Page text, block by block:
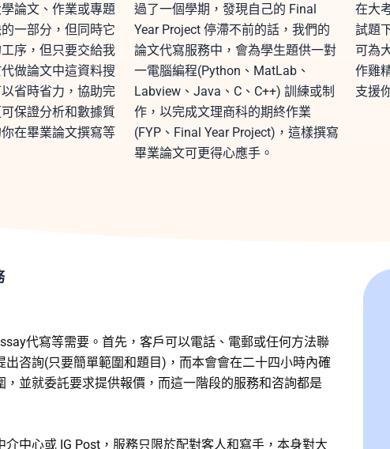
論文、作業或專題
一部分，但同時它
序，但只要交給我
做論文中這資料搜
省時省力，協助完
保證分析和數據質
在畢業論文撰寫等
過了一個學期，發現自己的 Final
Year Project 停滯不前的話，我們的
論文代寫服務中，會為學生題供一對
一電腦編程(Python、MatLab、
Labview、Java、C、C++) 訓練或制
作，以完成文理商科的期終作業
(FYP、Final Year Project)，這樣撰寫
畢業論文可更得心應手。
在大
試題
可為
作雞
支援
代寫等需要。首先，客戶可以電話、電郵或任何方法聯
出咨詢(只要簡單範圍和題目)，而本會會在二十四小時內確
，並就委託要求提供報價，而這一階段的服務和咨詢都是
介中心或 IG Post，服務只限於配對客人和寫手，本身對大